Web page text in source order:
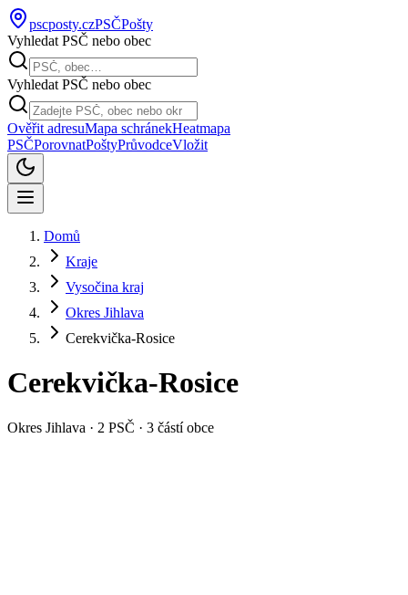
pscposty.czPSČPošty
Vyhledat PSČ nebo obec
Vyhledat PSČ nebo obec
Ověřit adresuMapa schránekHeatmapa
PSČPorovnatPoštyPrůvodceVložit
Domů
Kraje
Vysočina kraj
Okres Jihlava
Cerekvička-Rosice
Cerekvička-Rosice
Okres Jihlava · 2 PSČ · 3 částí obce